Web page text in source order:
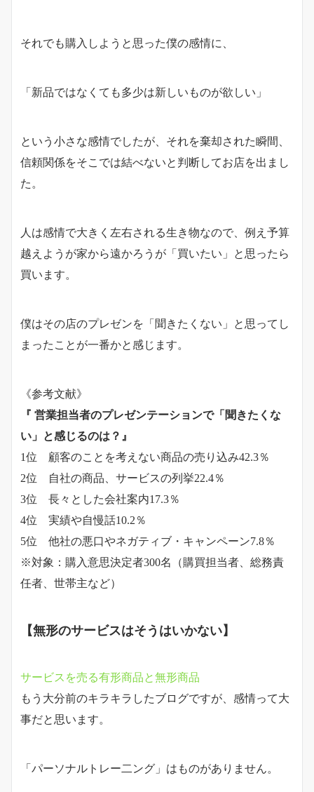
それでも購入しようと思った僕の感情に、
「新品ではなくても多少は新しいものが欲しい」
という小さな感情でしたが、それを棄却された瞬間、
信頼関係をそこでは結べないと判断してお店を出まし
た。
人は感情で大きく左右される生き物なので、例え予算
越えようが家から遠かろうが「買いたい」と思ったら
買います。
僕はその店のプレゼンを「聞きたくない」と思ってし
まったことが一番かと感じます。
《参考文献》
『 営業担当者のプレゼンテーションで「聞きたくな
い」と感じるのは？』
1位 顧客のことを考えない商品の売り込み42.3％
2位 自社の商品、サービスの列挙22.4％
3位 長々とした会社案内17.3％
4位 実績や自慢話10.2％
5位 他社の悪口やネガティブ・キャンペーン7.8％
※対象：購入意思決定者300名（購買担当者、総務責
任者、世帯主など）
【無形のサービスはそうはいかない】
サービスを売る有形商品と無形商品
もう大分前のキラキラしたブログですが、感情って大
事だと思います。
「パーソナルトレー二ング」はものがありません。